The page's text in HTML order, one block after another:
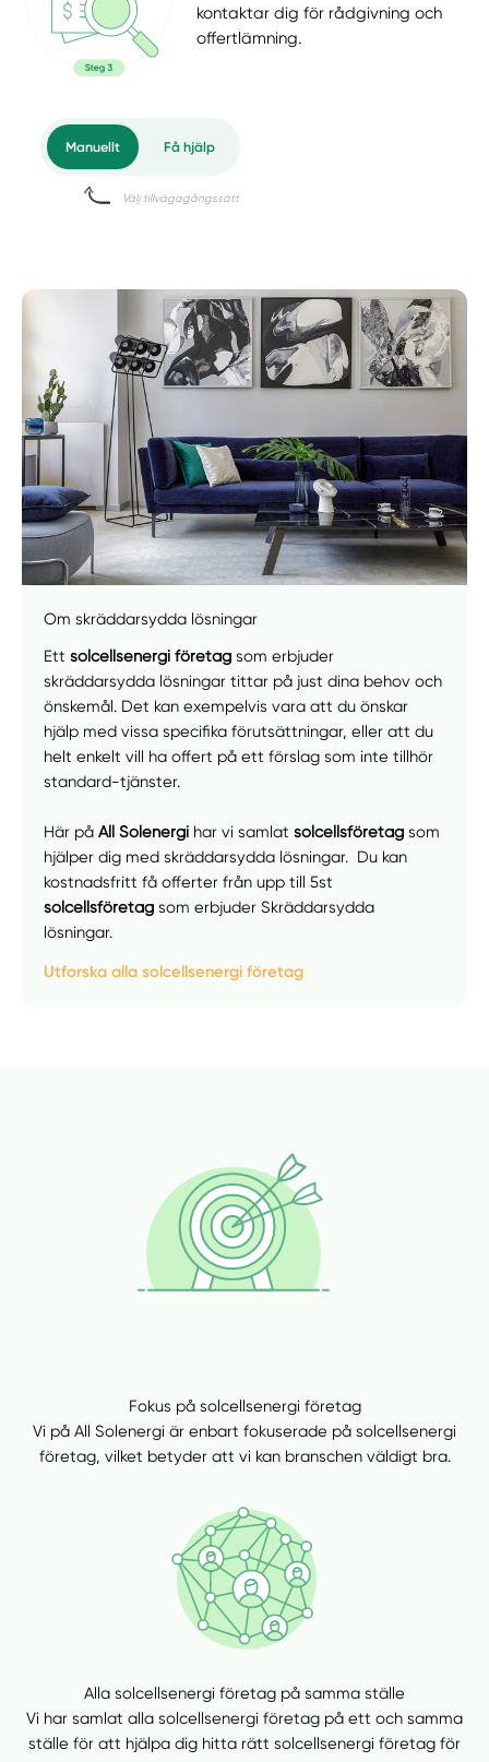
kontaktar dig för rådgivning och
offertlämning.
Manuellt Få hjälp
Om skräddarsydda lösningar
Ettsolcellsenergi företag som erbjuder
skräddarsydda lösningar tittar på just dina behov och
önskemål. Det kan exempelvis vara att du önskar
hjälp med vissa specifika förutsättningar, eller att du
helt enkelt vill ha offert på ett förslag som inte tillhör
standard-tjänster.
Här påAll Solenergi har vi samlatsolcellsföretag som
hjälper dig med skräddarsydda lösningar. Du kan
kostnadsfritt få offerter från upp till 5st
solcellsföretag som erbjuder Skräddarsydda
lösningar.
Utforska alla solcellsenergi företag
Fokus på solcellsenergi företag
Vi på All Solenergi är enbart fokuserade på solcellsenergi
företag, vilket betyder att vi kan branschen väldigt bra.
Alla solcellsenergi företag på samma ställe
Vi har samlat alla solcellsenergi företag på ett och samma
ställe för att hjälpa dig hitta rätt solcellsenergi företag för